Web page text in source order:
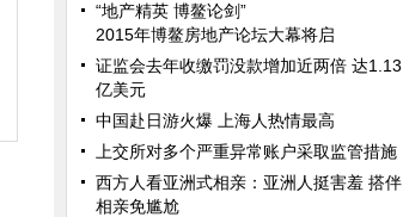
“地产精英 博鳌论剑”
2015年博鳌房地产论坛大幕将启
证监会去年收缴罚没款增加近两倍 达1.13
亿美元
中国赴日游火爆 上海人热情最高
上交所对多个严重异常账户采取监管措施
西方人看亚洲式相亲：亚洲人挺害羞 搭伴
相亲免尴尬